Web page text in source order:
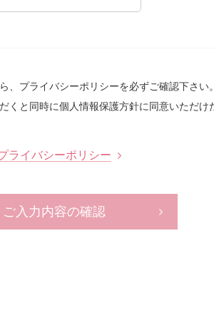
、プライバシーポリシーを必ずご確認下さい。
くと同時に個人情報保護方針に同意いただけ
ライバシーポリシー
ご入力内容の確認